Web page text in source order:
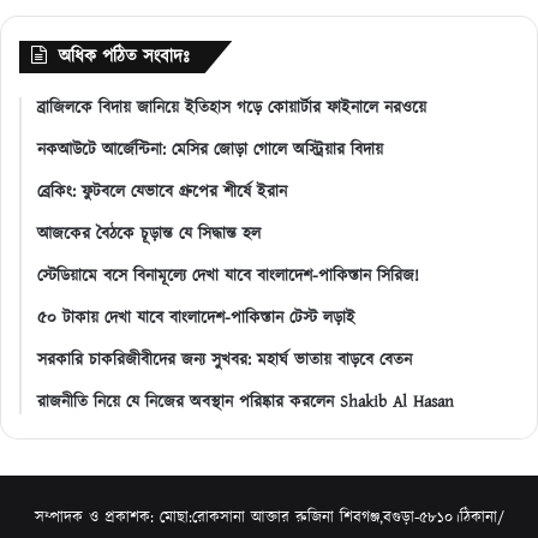
অধিক পঠিত সংবাদঃ
ব্রাজিলকে বিদায় জানিয়ে ইতিহাস গড়ে কোয়ার্টার ফাইনালে নরওয়ে
নকআউটে আর্জেন্টিনা: মেসির জোড়া গোলে অস্ট্রিয়ার বিদায়
ব্রেকিং: ফুটবলে যেভাবে গ্রুপের শীর্ষে ইরান
আজকের বৈঠকে চূড়ান্ত যে সিদ্ধান্ত হল
স্টেডিয়ামে বসে বিনামূল্যে দেখা যাবে বাংলাদেশ-পাকিস্তান সিরিজ!
৫০ টাকায় দেখা যাবে বাংলাদেশ-পাকিস্তান টেস্ট লড়াই
সরকারি চাকরিজীবীদের জন্য সুখবর: মহার্ঘ ভাতায় বাড়বে বেতন
রাজনীতি নিয়ে যে নিজের অবস্থান পরিষ্কার করলেন Shakib Al Hasan
সম্পাদক ও প্রকাশক: মোছা:রোকসানা আক্তার রুজিনা শিবগঞ্জ,বগুড়া-৫৮১০।ঠিকানা/